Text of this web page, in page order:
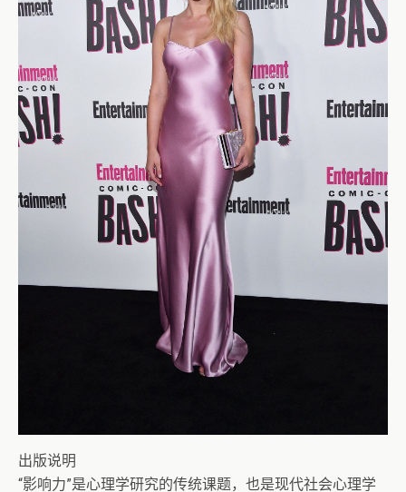
出版说明
“影响力”是心理学研究的传统课题，也是现代社会心理学